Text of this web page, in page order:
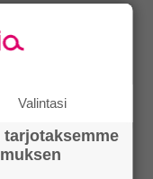
Valintasi